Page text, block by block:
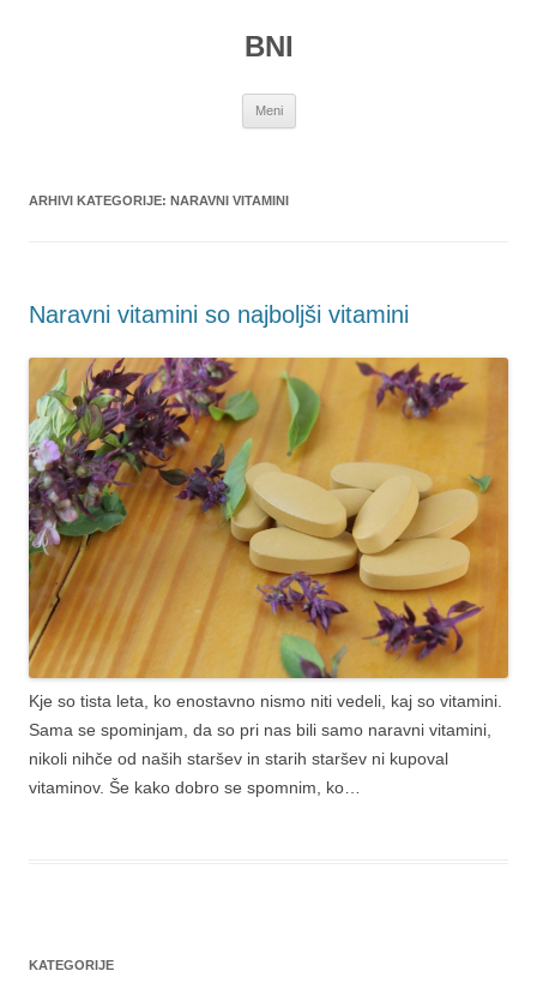
BNI
Meni
ARHIVI KATEGORIJE: NARAVNI VITAMINI
Naravni vitamini so najboljši vitamini
Kje so tista leta, ko enostavno nismo niti vedeli, kaj so vitamini.
Sama se spominjam, da so pri nas bili samo naravni vitamini,
nikoli nihče od naših staršev in starih staršev ni kupoval
vitaminov. Še kako dobro se spomnim, ko…
KATEGORIJE